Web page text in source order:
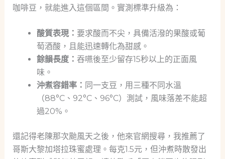
咖啡豆，就能進入這個區間。實測標準升級為：
酸質表現： 要求酸而不尖，具備活潑的果酸或葡
萄酒酸，且能迅速轉化為甜感。
餘韻長度： 吞嚥後至少留存15秒以上的正面風
味。
沖煮容錯率： 同一支豆，用三種不同水溫
（88°C、92°C、96°C）測試，風味落差不能超
過20%。
還記得老陳那次颱風天之後，他來官網搜尋，我推薦了
哥斯大黎加塔拉珠蜜處理。每克1.5元，但沖煮時散發出